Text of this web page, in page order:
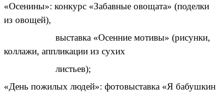
«Осенины»: конкурс «Забавные овощата» (поделки
из овощей),
выставка «Осенние мотивы» (рисунки,
коллажи, аппликации из сухих
листьев);
«День пожилых людей»: фотовыставка «Я бабушкин